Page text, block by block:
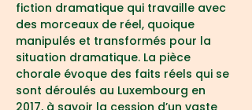
fiction dramatique qui travaille avec
des morceaux de réel, quoique
manipulés et transformés pour la
situation dramatique. La pièce
chorale évoque des faits réels qui se
sont déroulés au Luxembourg en
2017, à savoir la cession d’un vaste